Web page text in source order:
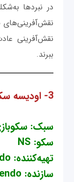
در نبردها
نقش‌آفرینی‌های
نقش‌آفرینی
ببرند.
3- اودیسه سکوبازی Super Mario Odyssey
سبک:
سکو: NS
تهیه‌کننده: Nintendo
سازنده: Nintendo